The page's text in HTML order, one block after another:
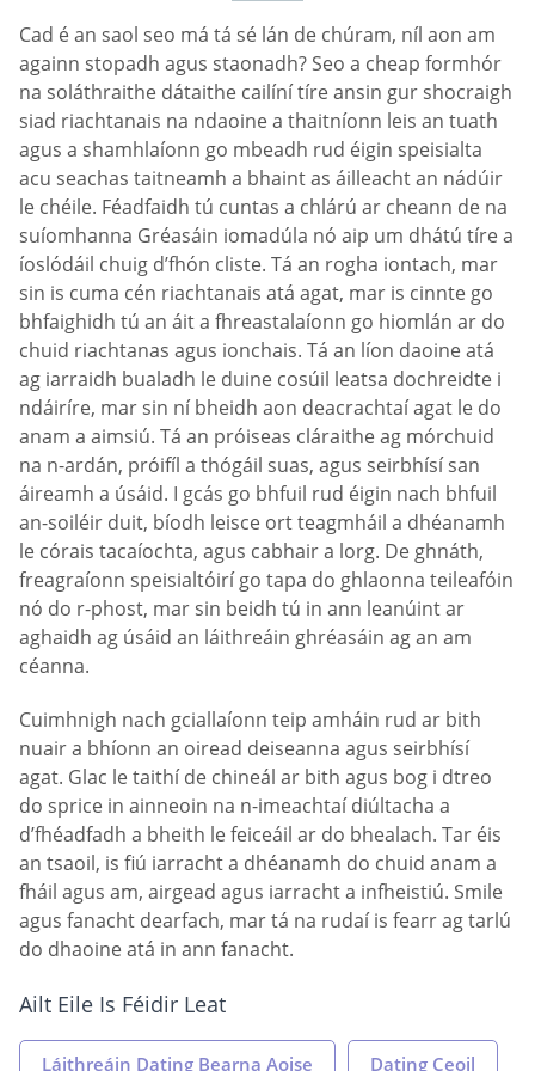
Cad é an saol seo má tá sé lán de chúram, níl aon am
againn stopadh agus staonadh? Seo a cheap formhór
na soláthraithe dátaithe cailíní tíre ansin gur shocraigh
siad riachtanais na ndaoine a thaitníonn leis an tuath
agus a shamhlaíonn go mbeadh rud éigin speisialta
acu seachas taitneamh a bhaint as áilleacht an nádúir
le chéile. Féadfaidh tú cuntas a chlárú ar cheann de na
suíomhanna Gréasáin iomadúla nó aip um dhátú tíre a
íoslódáil chuig d’fhón cliste. Tá an rogha iontach, mar
sin is cuma cén riachtanais atá agat, mar is cinnte go
bhfaighidh tú an áit a fhreastalaíonn go hiomlán ar do
chuid riachtanas agus ionchais. Tá an líon daoine atá
ag iarraidh bualadh le duine cosúil leatsa dochreidte i
ndáiríre, mar sin ní bheidh aon deacrachtaí agat le do
anam a aimsiú. Tá an próiseas cláraithe ag mórchuid
na n-ardán, próifíl a thógáil suas, agus seirbhísí san
áireamh a úsáid. I gcás go bhfuil rud éigin nach bhfuil
an-soiléir duit, bíodh leisce ort teagmháil a dhéanamh
le córais tacaíochta, agus cabhair a lorg. De ghnáth,
freagraíonn speisialtóirí go tapa do ghlaonna teileafóin
nó do r-phost, mar sin beidh tú in ann leanúint ar
aghaidh ag úsáid an láithreáin ghréasáin ag an am
céanna.
Cuimhnigh nach gciallaíonn teip amháin rud ar bith
nuair a bhíonn an oiread deiseanna agus seirbhísí
agat. Glac le taithí de chineál ar bith agus bog i dtreo
do sprice in ainneoin na n-imeachtaí diúltacha a
d’fhéadfadh a bheith le feiceáil ar do bhealach. Tar éis
an tsaoil, is fiú iarracht a dhéanamh do chuid anam a
fháil agus am, airgead agus iarracht a infheistiú. Smile
agus fanacht dearfach, mar tá na rudaí is fearr ag tarlú
do dhaoine atá in ann fanacht.
Ailt Eile Is Féidir Leat
Láithreáin Dating Bearna Aoise Dating Ceoil